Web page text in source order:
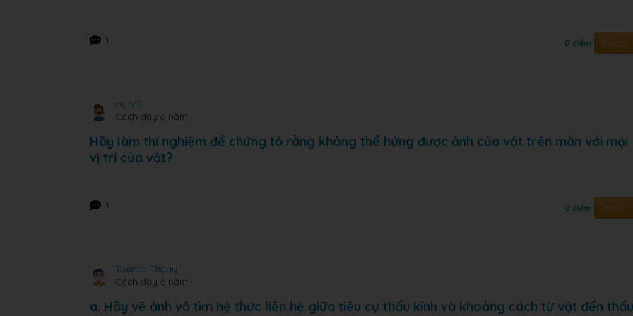
1 0 điểm Trả lời
Hy Vũ
Cách đây 6 năm
Hãy làm thí nghiệm để chứng tỏ rằng không thể hứng được ảnh của vật trên màn với mọi
vị trí của vật?
1 0 điểm Trả lời
Thanhh Thúyy
Cách đây 6 năm
a. Hãy vẽ ảnh và tìm hệ thức liên hệ giữa tiêu cự thấu kính và khoảng cách từ vật đến thấu